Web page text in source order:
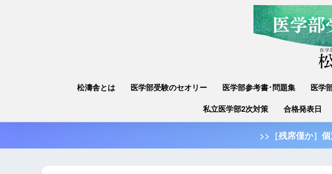
松濤舎とは 医学部受験のセオリー 医学部参考書･問題集 医学
私立医学部2次対策
合格発表日
>>［残席僅か］